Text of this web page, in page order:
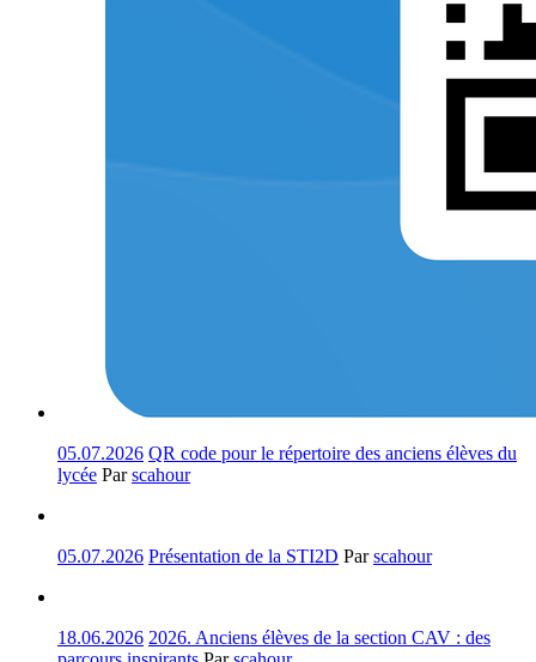
05.07.2026 QR code pour le répertoire des anciens élèves du
lycée Parscahour
05.07.2026 Présentation de la STI2D Parscahour
18.06.2026 2026. Anciens élèves de la section CAV : des